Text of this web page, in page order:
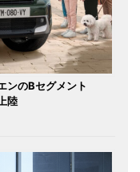
ンのBセグメント
陸